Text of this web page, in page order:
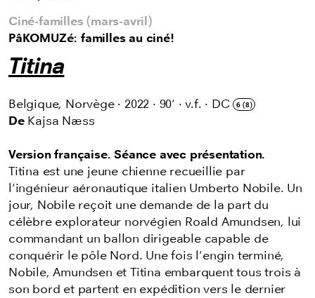
Ciné-familles (mars-avril)
PâKOMUZé: familles au ciné!
Titina
Belgique, Norvège·2022 · 90' ·v.f. · DC 6 (8)
DeKajsa Næss
Version française. Séance avec présentation.
Titina est une jeune chienne recueillie par
l'ingénieur aéronautique italien Umberto Nobile. Un
jour, Nobile reçoit une demande de la part du
célèbre explorateur norvégien Roald Amundsen, lui
commandant un ballon dirigeable capable de
conquérir le pôle Nord. Une fois l'engin terminé,
Nobile, Amundsen et Titina embarquent tous trois à
son bord et partent en expédition vers le dernier